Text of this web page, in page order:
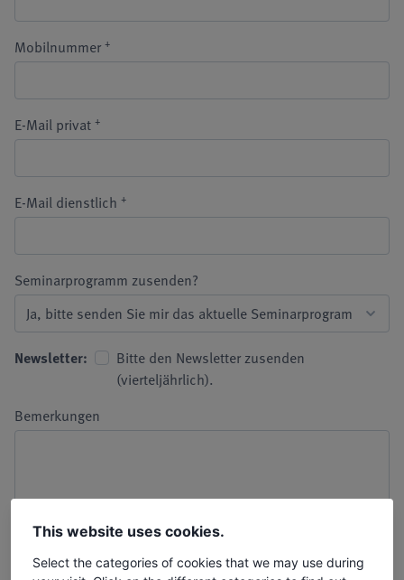
Mobilnummer +
E-Mail privat +
E-Mail dienstlich +
Seminarprogramm zusenden?
Newsletter:
Bitte den Newsletter zusenden
(vierteljährlich).
Bemerkungen
This website uses cookies.
Select the categories of cookies that we may use during